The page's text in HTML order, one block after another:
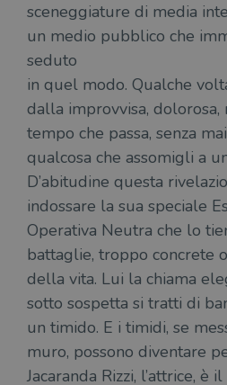
sceneggiature di media
un medio pubblico che
seduto
in quel modo. Qualche
dalla improvvisa,
tempo che passa, senza
qualcosa che assomigli a
D’abitudine questa
indossare la sua speciale
Operativa Neutra che lo
battaglie, troppo concrete
della vita. Lui la chiama
sotto sospetta si tratti di
un timido. E i timidi, se
muro, possono diventare
Jacaranda Rizzi, l’attrice, è